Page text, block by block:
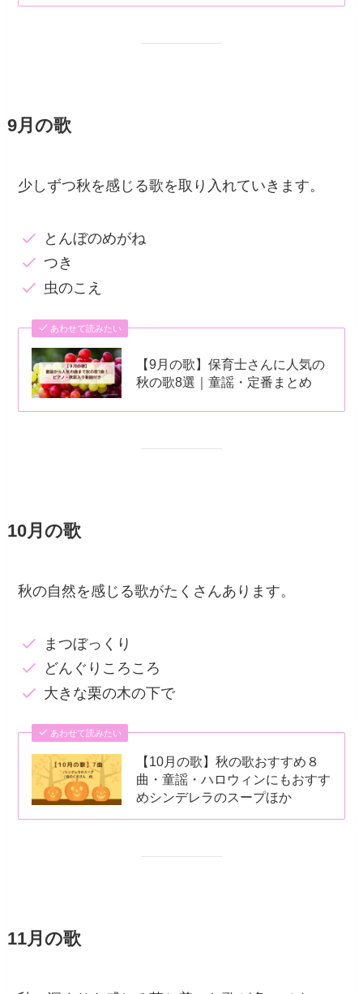
9月の歌
少しずつ秋を感じる歌を取り入れていきます。
とんぼのめがね
つき
虫のこえ
あわせて読みたい
【9月の歌】保育士さんに人気の
秋の歌8選｜童謡・定番まとめ
10月の歌
秋の自然を感じる歌がたくさんあります。
まつぼっくり
どんぐりころころ
大きな栗の木の下で
あわせて読みたい
【10月の歌】秋の歌おすすめ８
曲・童謡・ハロウィンにもおすす
めシンデレラのスープほか
11月の歌